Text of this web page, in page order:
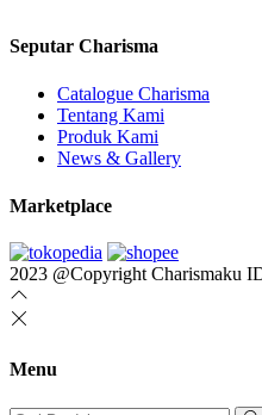
Seputar Charisma
Catalogue Charisma
Tentang Kami
Produk Kami
News & Gallery
Marketplace
2023 @Copyright Charismaku
Menu